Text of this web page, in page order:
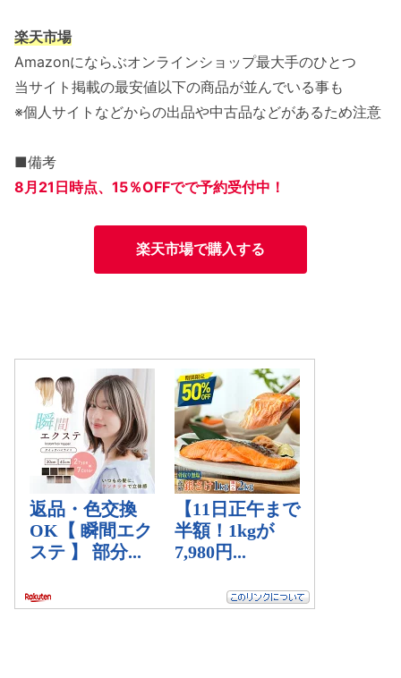
楽天市場
Amazonにならぶオンラインショップ最大手のひとつ
当サイト掲載の最安値以下の商品が並んでいる事も
※個人サイトなどからの出品や中古品などがあるため注意
■備考
8月21日時点、15％OFFでで予約受付中！
楽天市場で購入する